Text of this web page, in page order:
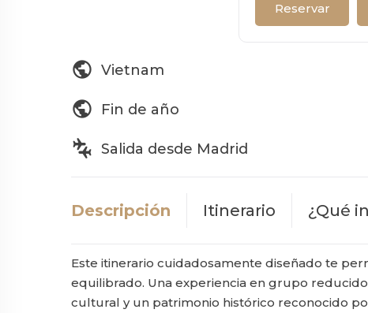
Reservar
public Vietnam
public Fin de año
connecting_airports Salida desde Madrid
Descripción Itinerario ¿Qué
Este itinerario cuidadosamente diseñado te
equilibrado. Una experiencia en grupo
cultural y un patrimonio histórico reconocido